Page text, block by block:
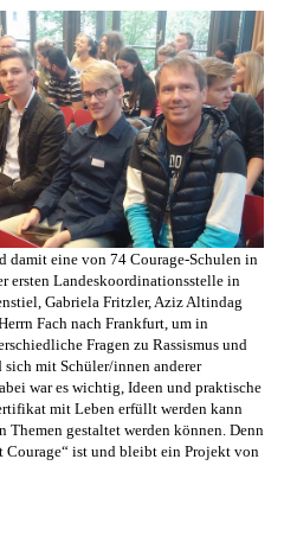
damit eine von 74 Courage-Schulen in
ersten Landeskoordinationsstelle in
Gabriela Fritzler, Aziz Altindag
Fach nach Frankfurt, um in
Fragen zu Rassismus und
mit Schüler/innen anderer
war es wichtig, Ideen und praktische
mit Leben erfüllt werden kann
gestaltet werden können. Denn
Courage“ ist und bleibt ein Projekt von